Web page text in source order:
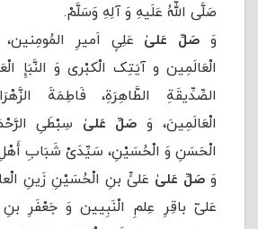
صَلَّى اللَّهُ عَلَیهِ وَ آلِهِ وَسَلَّمْ.
وَ صَلِّ عَلیٰ عَلِیٍ اَمیرِ
الْعَالَمِین و آیَتِک الْکبْرى وَ النَّبَإِ
الصِّدِّیقَةِ الطَّاهِرَةِ، فَاطِمَةَ
الْعَالَمِینَ، وَ صَلِّ عَلیٰ سِبْطَیِ
الْحَسَنِ وَ الْحُسَیْنِ، سَیِّدَیْ شَبَابِ أَهْلِ
وَصَلِّ عَلیٰ عَلىٍّ بنِ الْحُسَیْنِ زَینِ
عَلىّ باقِرِ عِلمِ الْنَبِیین وَ جَعْفَرِ